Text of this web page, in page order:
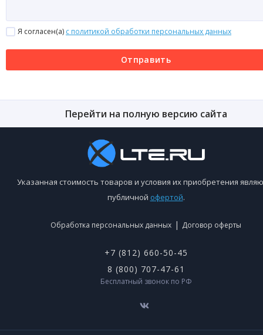
Я согласен(a) с политикой обработки персональных данных
Отправить
Перейти на полную версию сайта
Указанная стоимость товаров и условия их приобретения
публичной офертой.
Обработка персональных данных | Договор оферты
+7 (812) 660-50-45
8 (800) 707-47-61
Бесплатный звонок по РФ